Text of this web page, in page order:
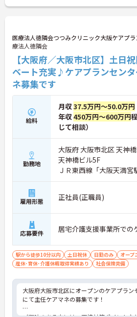
医療法人徳隣会つつみクリニック大阪ケアプラ
療法人徳隣会
【大阪府／大阪市北区】土日
ベート充実♪ケアプランセン
ネ募集です
給料
月収37.5万円～50.0万円
年収450万円～600万円
じて相談）
勤務地
大阪府 大阪市北区 天神
天神橋ビル5F
ＪＲ東西線「大阪天満宮
雇用形態 正社員(正職員)
応募要件 居宅介護支援事業所での
駅から徒歩10分以内 土日祝休 日勤のみ
オープ
産休･育休･介護休暇取得実績あり
社会保険完備
大阪府大阪市北区にオープンのケアプラン
にて主任ケアマネの募集です！